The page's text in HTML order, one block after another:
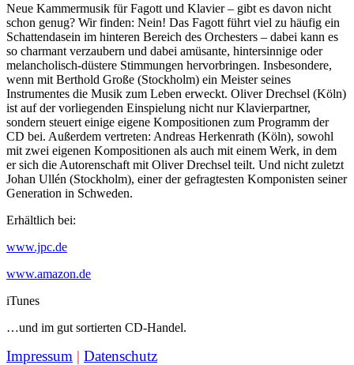
Neue Kammermusik für Fagott und Klavier – gibt es davon nicht
schon genug? Wir finden: Nein! Das Fagott führt viel zu häufig ein
Schattendasein im hinteren Bereich des Orchesters – dabei kann es
so charmant verzaubern und dabei amüsante, hintersinnige oder
melancholisch-düstere Stimmungen hervorbringen. Insbesondere,
wenn mit Berthold Große (Stockholm) ein Meister seines
Instrumentes die Musik zum Leben erweckt. Oliver Drechsel (Köln)
ist auf der vorliegenden Einspielung nicht nur Klavierpartner,
sondern steuert einige eigene Kompositionen zum Programm der
CD bei. Außerdem vertreten: Andreas Herkenrath (Köln), sowohl
mit zwei eigenen Kompositionen als auch mit einem Werk, in dem
er sich die Autorenschaft mit Oliver Drechsel teilt. Und nicht zuletzt
Johan Ullén (Stockholm), einer der gefragtesten Komponisten seiner
Generation in Schweden.
Erhältlich bei:
www.jpc.de
www.amazon.de
iTunes
…und im gut sortierten CD-Handel.
Impressum | Datenschutz